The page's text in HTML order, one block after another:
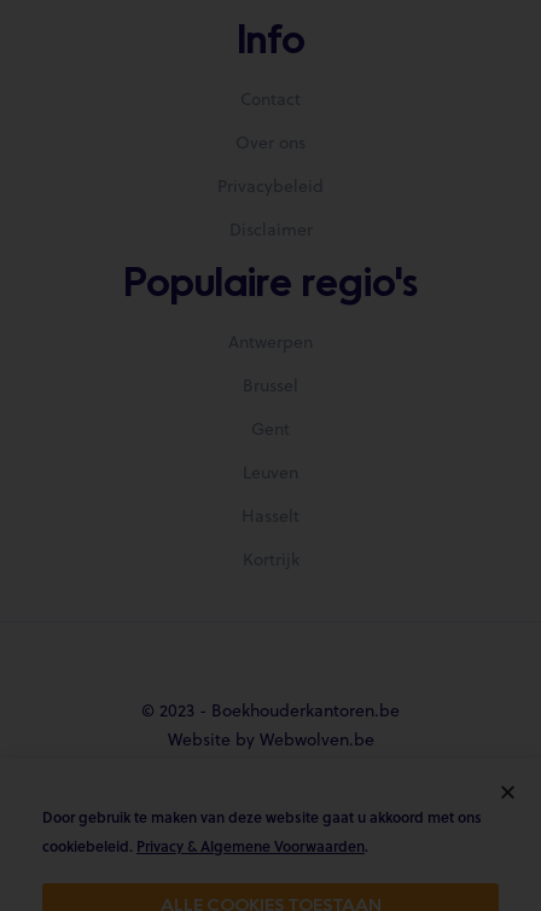
Info
Contact
Over ons
Privacybeleid
Disclaimer
Populaire regio's
Antwerpen
Brussel
Gent
Leuven
Hasselt
Kortrijk
© 2023 - Boekhouderkantoren.be
Website by Webwolven.be
  
Gemiddelde klantbeoordeling
Door gebruik te maken van deze website gaat u akkoord met ons
cookiebeleid. Privacy & Algemene Voorwaarden.
ALLE COOKIES TOESTAAN